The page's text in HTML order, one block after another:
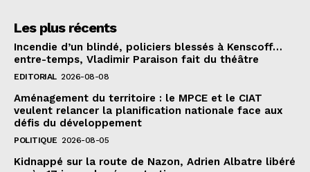
Les plus récents
Incendie d’un blindé, policiers blessés à Kenscoff…
entre-temps, Vladimir Paraison fait du théâtre
EDITORIAL 2026-08-08
Aménagement du territoire : le MPCE et le CIAT
veulent relancer la planification nationale face aux
défis du développement
POLITIQUE 2026-08-05
Kidnappé sur la route de Nazon, Adrien Albatre libéré